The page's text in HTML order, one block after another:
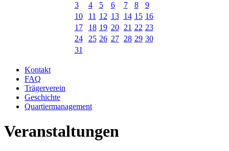
3
4 5 6 7 8
9
10
11 12 13 14 15 16
17
18 19 20 21 22 23
24
25 26 27 28 29 30
31
Kontakt
FAQ
Trägerverein
Geschichte
Quartiermanagement
Veranstaltungen